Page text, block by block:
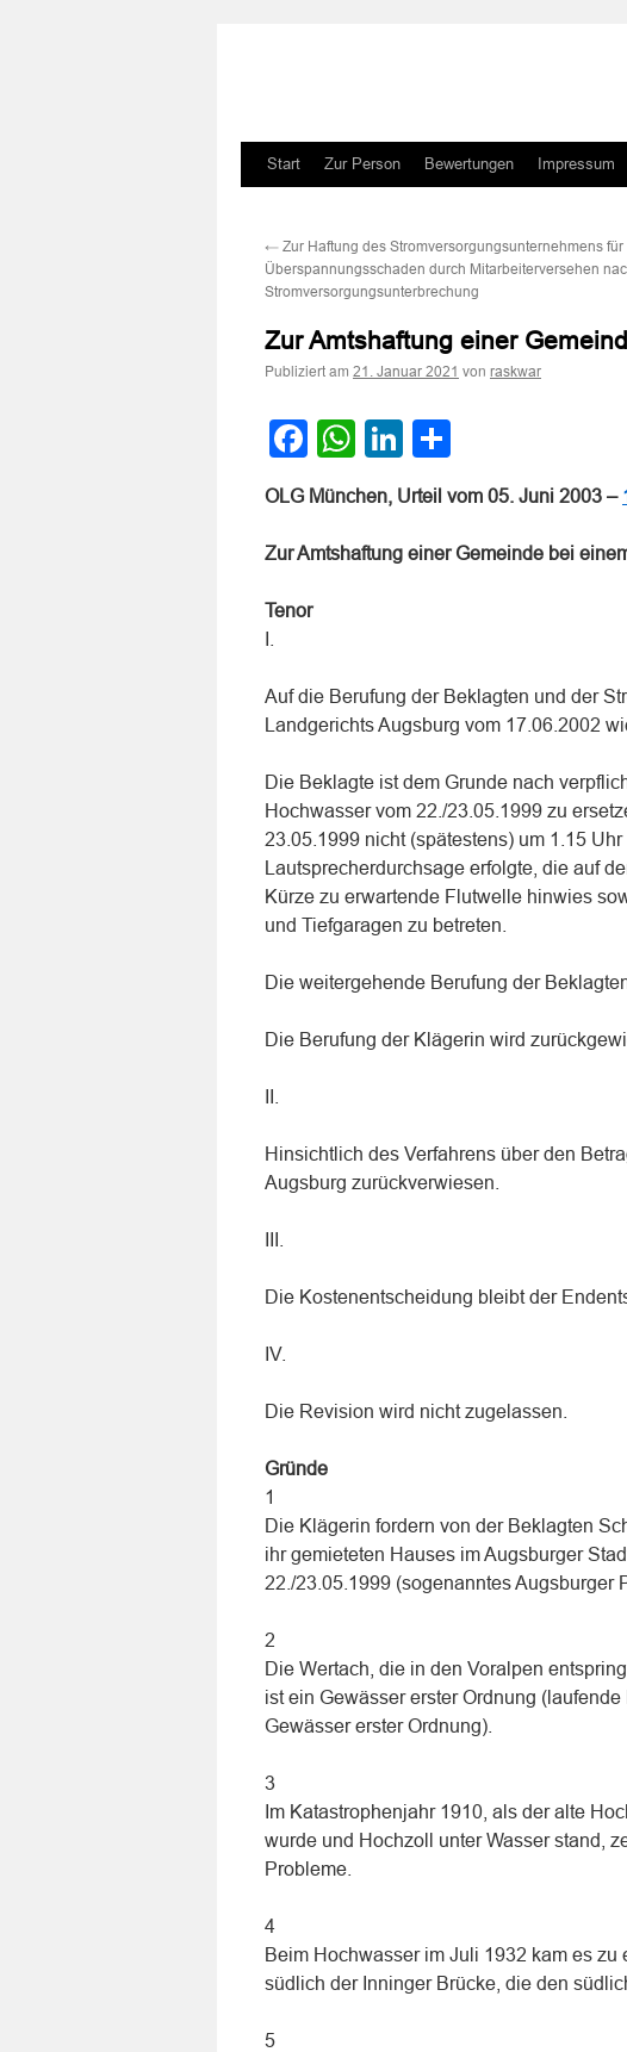
Zum
springen
Start Zur Person Bewertungen Impressum
← Zur Haftung des Stromversorgungsunternehmens für
Überspannungsschaden durch Mitarbeiterversehen
Stromversorgungsunterbrechung
Zur Amtshaftung einer
Publiziert am 21. Januar 2021 von raskwar
Facebook
WhatsApp
LinkedIn
OLG München, Urteil vom 05. Juni 2003 –
Zur Amtshaftung einer Gemeinde bei
Tenor
Auf die Berufung der Beklagten und der
Landgerichts Augsburg vom 17.06.2002
Die Beklagte ist dem Grunde nach
Hochwasser vom 22./23.05.1999 zu
23.05.1999 nicht (spätestens) um 1.15
Lautsprecherdurchsage erfolgte, die auf
Kürze zu erwartende Flutwelle hinwies
und Tiefgaragen zu betreten.
Die weitergehende Berufung der
Die Berufung der Klägerin wird
Hinsichtlich des Verfahrens über den
Augsburg zurückverwiesen.
Die Kostenentscheidung bleibt der
IV.
Die Revision wird nicht zugelassen.
Gründe
1
Die Klägerin fordern von der Beklagten
ihr gemieteten Hauses im Augsburger
22./23.05.1999 (sogenanntes Augsburger
2
Die Wertach, die in den Voralpen
ist ein Gewässer erster Ordnung
Gewässer erster Ordnung).
3
Im Katastrophenjahr 1910, als der alte
wurde und Hochzoll unter Wasser stand,
Probleme.
4
Beim Hochwasser im Juli 1932 kam es
südlich der Inninger Brücke, die den
5